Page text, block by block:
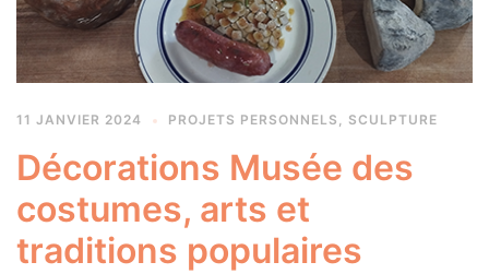
11 JANVIER 2024 PROJETS PERSONNELS , SCULPTURE
Décorations Musée des
costumes, arts et
traditions populaires